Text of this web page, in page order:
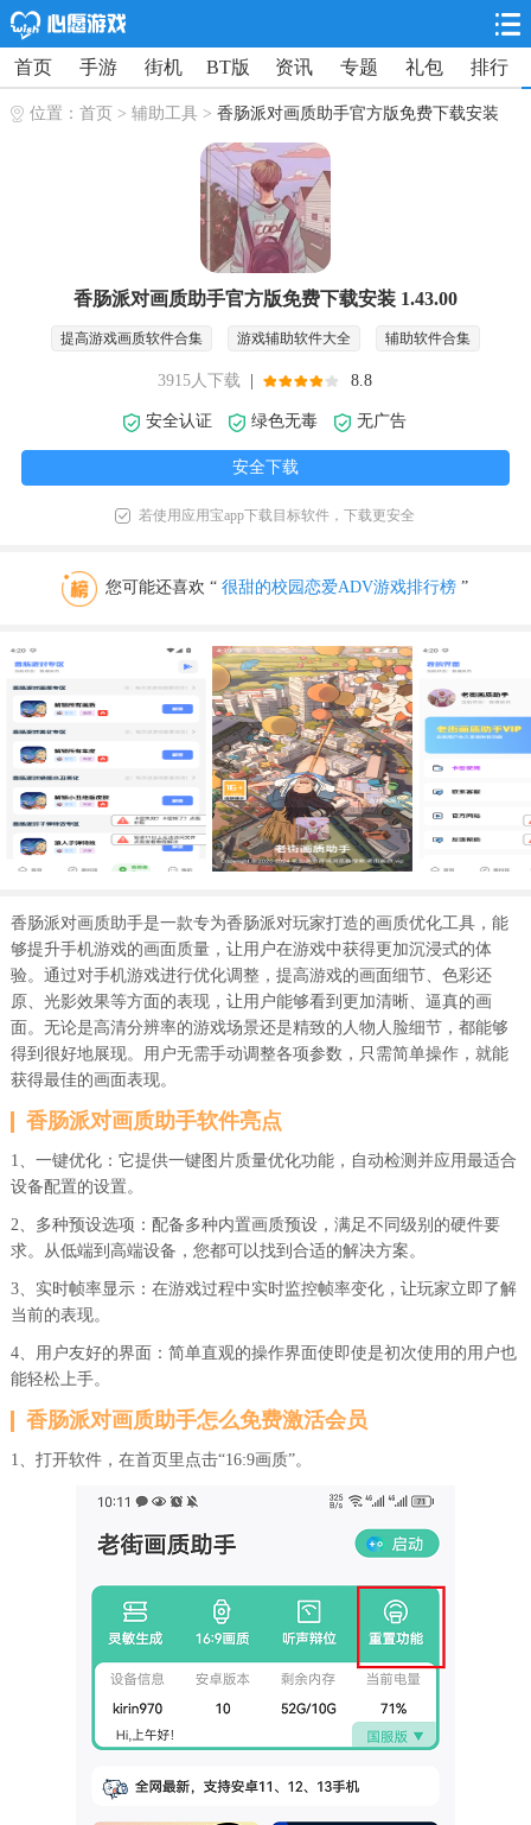
首页 手游 街机 BT版 资讯 专题 礼包 排行
位置： 首页 > 辅助工具> 香肠派对画质助手官方版免费下载安装
香肠派对画质助手官方版免费下载安装 1.43.00
提高游戏画质软件合集 游戏辅助软件大全 辅助软件合集
3915人下载 | 8.8
安全认证 绿色无毒 无广告
安全下载
若使用应用宝app下载目标软件，下载更安全
您可能还喜欢 “很甜的校园恋爱ADV游戏排行榜 ”
香肠派对画质助手是一款专为香肠派对玩家打造的画质优化工具，能
够提升手机游戏的画面质量，让用户在游戏中获得更加沉浸式的体
验。通过对手机游戏进行优化调整，提高游戏的画面细节、色彩还
原、光影效果等方面的表现，让用户能够看到更加清晰、逼真的画
面。无论是高清分辨率的游戏场景还是精致的人物人脸细节，都能够
得到很好地展现。用户无需手动调整各项参数，只需简单操作，就能
获得最佳的画面表现。
香肠派对画质助手软件亮点
1、一键优化：它提供一键图片质量优化功能，自动检测并应用最适合
设备配置的设置。
2、多种预设选项：配备多种内置画质预设，满足不同级别的硬件要
求。从低端到高端设备，您都可以找到合适的解决方案。
3、实时帧率显示：在游戏过程中实时监控帧率变化，让玩家立即了解
当前的表现。
4、用户友好的界面：简单直观的操作界面使即使是初次使用的用户也
能轻松上手。
香肠派对画质助手怎么免费激活会员
1、打开软件，在首页里点击“16:9画质”。